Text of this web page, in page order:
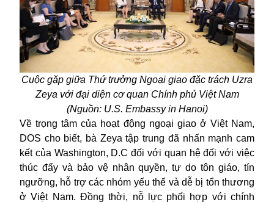
Cuộc gặp giữa Thứ trưởng Ngoại giao đặc trách Uzra
Zeya với đại diện cơ quan Chính phủ Việt Nam
(Nguồn: U.S. Embassy in Hanoi)
Về trọng tâm của hoạt động ngoại giao ở Việt Nam,
DOS cho biết, bà Zeya tập trung đã nhấn mạnh cam
kết của Washington, D.C đối với quan hệ đối với việc
thúc đẩy và bảo vệ nhân quyền, tự do tôn giáo, tín
ngưỡng, hỗ trợ các nhóm yếu thế và dễ bị tổn thương
ở Việt Nam. Đồng thời, nỗ lực phối hợp với chính